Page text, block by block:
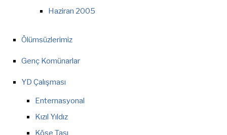
Haziran 2005
Ölümsüzlerimiz
Genç Komünarlar
YD Çalışması
Enternasyonal
Kızıl Yıldız
Köşe Taşı